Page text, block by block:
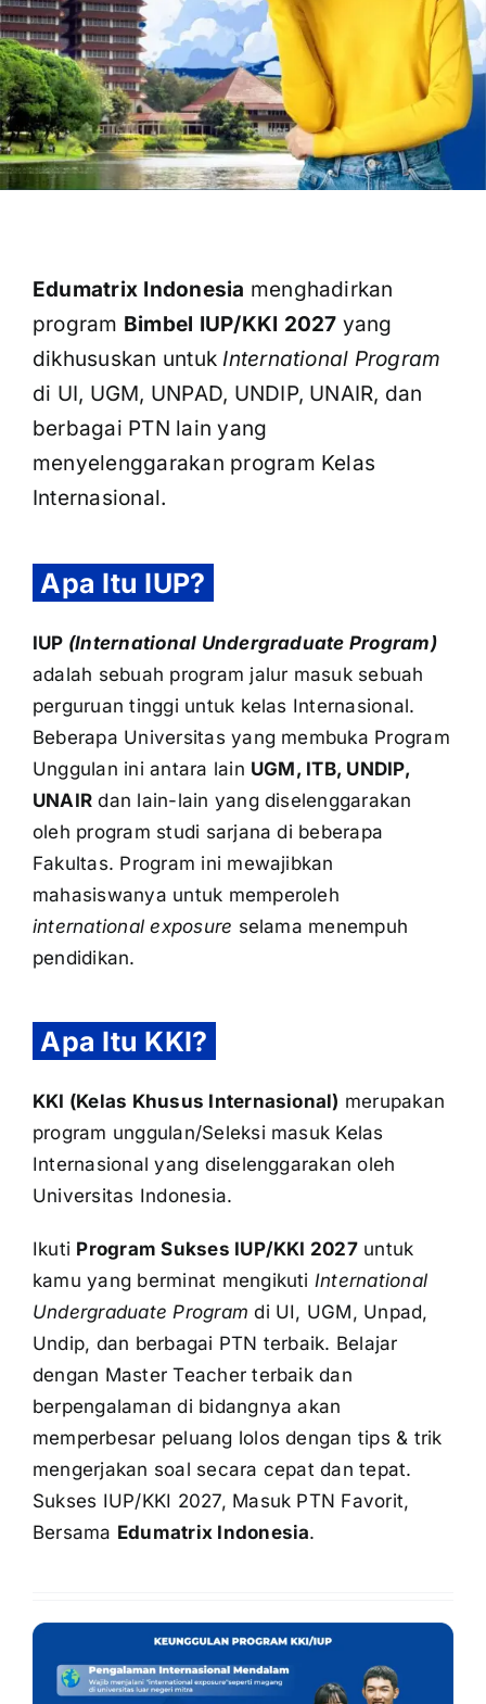
OUR PROGRAM
REGISTRATION
CONTACT US
Edumatrix Indonesia menghadirkan
program Bimbel IUP/KKI 2027 yang
dikhususkan untukInternational Program
di UI, UGM, UNPAD, UNDIP, UNAIR, dan
berbagai PTN lain yang
menyelenggarakan program Kelas
Internasional.
Apa Itu IUP?
IUP (International Undergraduate Program)
adalah sebuah program jalur masuk sebuah
perguruan tinggi untuk kelas Internasional.
Beberapa Universitas yang membuka Program
Unggulan ini antara lain UGM, ITB, UNDIP,
UNAIR dan lain-lain yang diselenggarakan
oleh program studi sarjana di beberapa
Fakultas. Program ini mewajibkan
mahasiswanya untuk memperoleh
international exposure selama menempuh
pendidikan.
Apa Itu KKI?
KKI (Kelas Khusus Internasional) merupakan
program unggulan/Seleksi masuk Kelas
Internasional yang diselenggarakan oleh
Universitas Indonesia.
Ikuti Program Sukses IUP/KKI 2027untuk
kamu yang berminat mengikuti International
Undergraduate Program di UI, UGM, Unpad,
Undip, dan berbagai PTN terbaik. Belajar
dengan Master Teacher terbaik dan
berpengalaman di bidangnya akan
memperbesar peluang lolos dengan tips & trik
mengerjakan soal secara cepat dan tepat.
Sukses IUP/KKI 2027, Masuk PTN Favorit,
Bersama Edumatrix Indonesia.